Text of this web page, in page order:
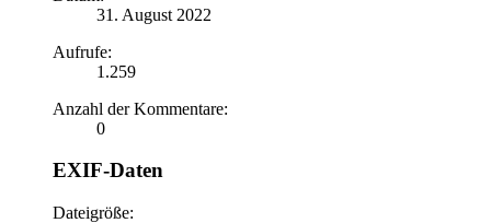
31. August 2022
Aufrufe:
1.259
Anzahl der Kommentare:
0
EXIF-Daten
Dateigröße: